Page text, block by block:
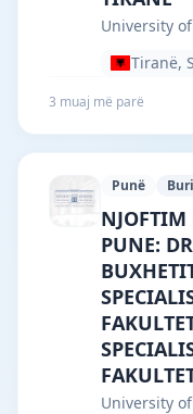
University
Tiranë,
3 muaj më parë
Punë
NJOFTIM
PUNE:
University